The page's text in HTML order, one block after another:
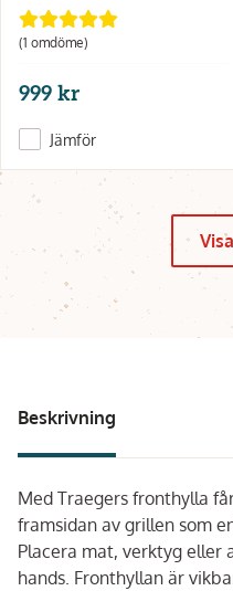
(1 omdöme)
999 kr
Jämför
Beskrivning
Med Traegers fronthylla
framsidan av grillen som
Placera mat, verktyg eller
hands. Fronthyllan är